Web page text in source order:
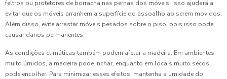
feltros ou protetores de borracha nas pernas dos móveis. Isso ajudará a
evitar que os móveis arranhem a superfície do assoalho ao serem movidos.
Além disso, evite arrastar móveis pesados sobre o piso, pois isso pode
causar danos permanentes.
As condições climáticas também podem afetar a madeira. Em ambientes
muito úmidos, a madeira pode inchar, enquanto em locais muito secos,
pode encolher. Para minimizar esses efeitos, mantenha a umidade do